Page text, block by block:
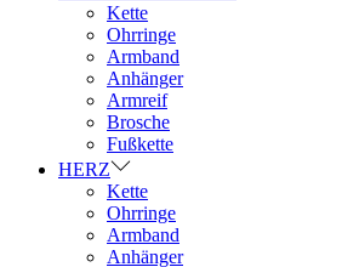
Kette
Ohrringe
Armband
Anhänger
Armreif
Brosche
Fußkette
HERZ
Kette
Ohrringe
Armband
Anhänger